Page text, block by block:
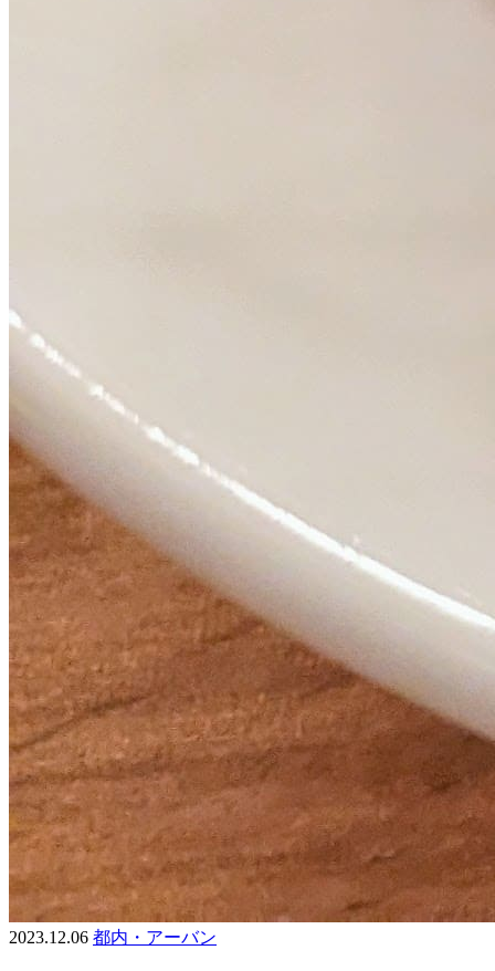
2023.12.06 都内・アーバン